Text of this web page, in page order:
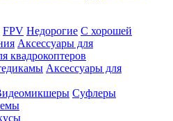
FPV Недорогие С хорошей
Аксессуары для
квадрокоптеров
Аксессуары для
Суфлеры